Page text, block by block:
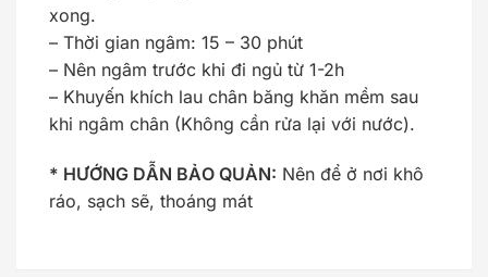
xong.
– Thời gian ngâm: 15 – 30 phút
– Nên ngâm trước khi đi ngủ từ 1-2h
– Khuyến khích lau chân băng khăn mềm sau
khi ngâm chân (Không cần rửa lại với nước).
* HƯỚNG DẪN BẢO QUẢN: Nên để ở nơi khô
ráo, sạch sẽ, thoáng mát